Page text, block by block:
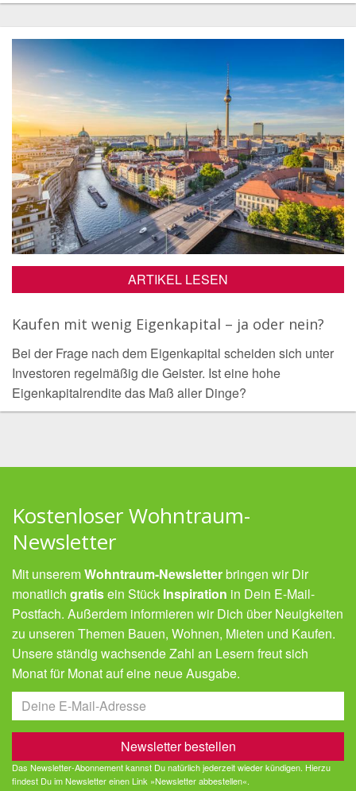
ARTIKEL LESEN
Kaufen mit wenig Eigenkapital – ja oder nein?
Bei der Frage nach dem Eigenkapital scheiden sich unter
Investoren regelmäßig die Geister. Ist eine hohe
Eigenkapitalrendite das Maß aller Dinge?
Kostenloser Wohntraum-
Newsletter
Mit unseremWohntraum-Newsletterbringen wir Dir
monatlich gratisein Stück Inspiration in Dein E-Mail-
Postfach. Außerdem informieren wir Dich über Neuigkeiten
zu unseren Themen Bauen, Wohnen, Mieten und Kaufen.
Unsere ständig wachsende Zahl an Lesern freut sich
Monat für Monat auf eine neue Ausgabe.
Das Newsletter-Abonnement kannst Du natürlich jederzeit wieder kündigen. Hierzu
findest Du im Newsletter einen Link »Newsletter abbestellen«.